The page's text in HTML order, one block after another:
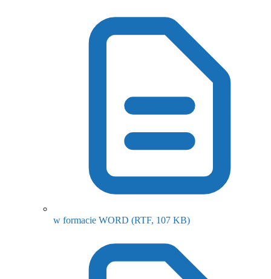
w formacie WORD (RTF, 107 KB)(otwiera się w